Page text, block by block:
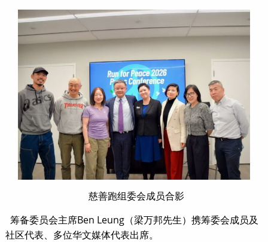
慈善跑组委会成员合影
筹备委员会主席Ben Leung（梁万邦先生）携筹委会成员及
社区代表、多位华文媒体代表出席。